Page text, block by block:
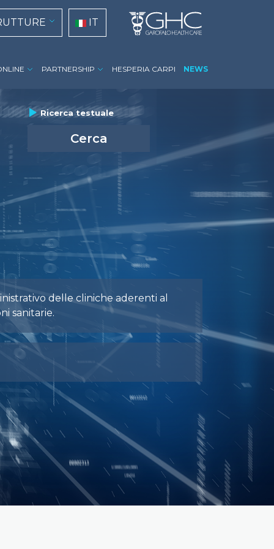
IT
PARTNERSHIP HESPERIA CARPI NEWS
group_actions
Ricerca testuale
delle cliniche aderenti al
sanitarie.